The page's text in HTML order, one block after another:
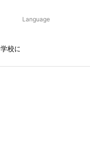
Language
学校について